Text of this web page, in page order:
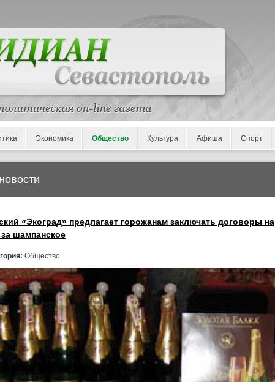
Экономика Общество Культура Афиша Спорт
«Экоград» предлагает горожанам заключать договоры на
шампанское
Общество